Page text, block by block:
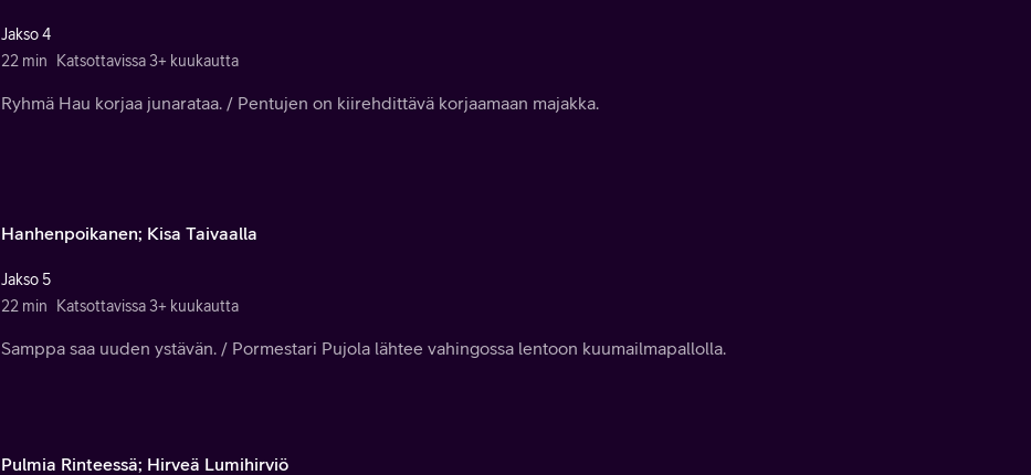
Jakso 4
22 min
Katsottavissa 3+ kuukautta
Ryhmä Hau korjaa junarataa. / Pentujen on kiirehdittävä korjaamaan majakka.
Hanhenpoikanen; Kisa Taivaalla
Jakso 5
22 min
Katsottavissa 3+ kuukautta
Samppa saa uuden ystävän. / Pormestari Pujola lähtee vahingossa lentoon kuumailmapallolla.
Pulmia Rinteessä; Hirveä Lumihirviö